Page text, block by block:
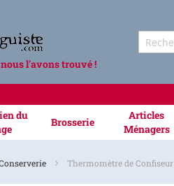
l'avons trouvé !
du
Brosserie
Articles
Ménagers
Thermomètre de Confiseur